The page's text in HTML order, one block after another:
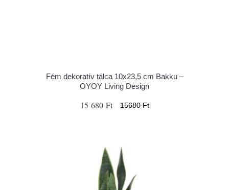
Fém dekoratív tálca 10x23,5 cm Bakku –
OYOY Living Design
15 680 Ft 15680 Ft